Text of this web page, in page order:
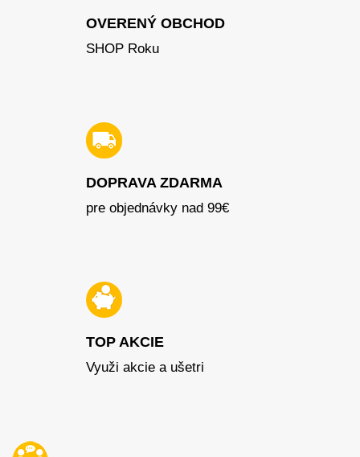
OVERENÝ OBCHOD
SHOP Roku
DOPRAVA ZDARMA
pre objednávky nad 99€
TOP AKCIE
Využi akcie a ušetri